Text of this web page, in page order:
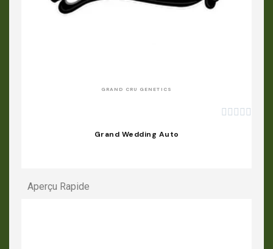
GRAND CRU GENETICS
    
Grand Wedding Auto
Aperçu Rapide